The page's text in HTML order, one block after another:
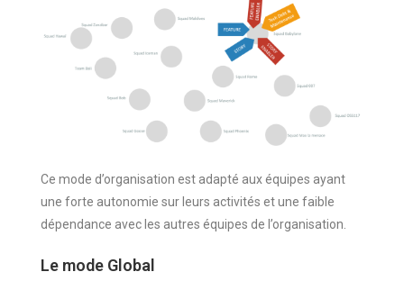
Ce mode d’organisation est adapté aux équipes ayant
une forte autonomie sur leurs activités et une faible
dépendance avec les autres équipes de l’organisation.
Le mode Global